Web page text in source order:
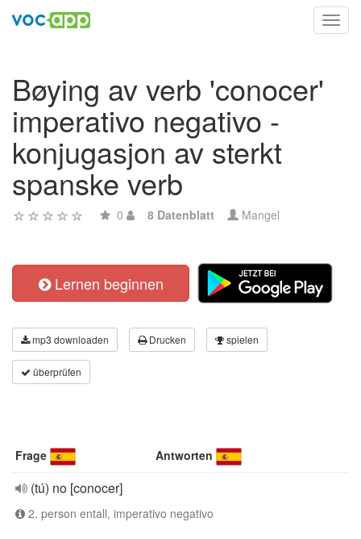
Bøying av verb 'conocer'
imperativo negativo -
konjugasjon av sterkt
spanske verb
0 8 Datenblatt Mangel
Lernen beginnen
mp3 downloaden Drucken spielen
überprüfen
Frage Antworten
(tú) no [conocer]
2. person entall, imperativo negativo